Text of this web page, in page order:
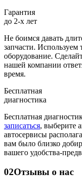
Гарантия
до 2-х лет
Не боимся давать
запчасти. Используем
оборудование.
нашей компании
время.
Бесплатная
диагностика
Бесплатная
записаться, выберите
автосервисы
вам было близко
вашего удобства-
02Отзывы о нас